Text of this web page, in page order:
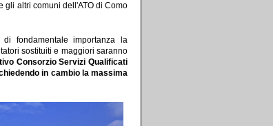
gli altri comuni dell'ATO di Como
fondamentale importanza la
sostituiti e maggiori saranno
Consorzio Servizi Qualificati
in cambio la massima